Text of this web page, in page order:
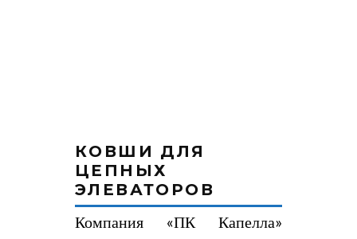
КОВШИ ДЛЯ
ЦЕПНЫХ
ЭЛЕВАТОРОВ
Компания «ПК Капелла»